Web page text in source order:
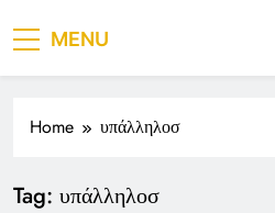
Κοινωνικός Τουρισμός: Ο ΟΠΕΚΑ
τις αιτήσεις
Μπέσσυ αργυράκη
Νέα Κρήτη: Σαρακήνικο και η
MENU
Home υπάλληλοσ
Tag: υπάλληλοσ